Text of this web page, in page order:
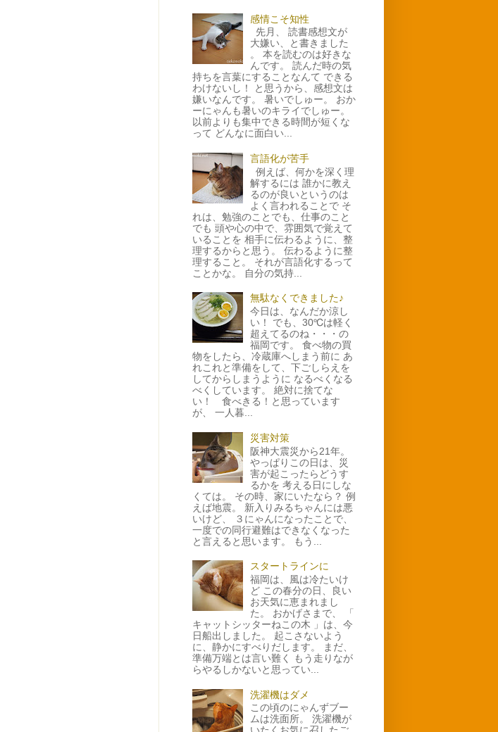
感情こそ知性
先月、 読書感想文が
大嫌い、と書きました
。 本を読むのは好きな
んです。 読んだ時の気
持ちを言葉にすることなんて できる
わけないし！ と思うから、感想文は
嫌いなんです。 暑いでしゅー。 おか
ーにゃんも暑いのキライでしゅー。
以前よりも集中できる時間が短くな
って どんなに面白い...
言語化が苦手
例えば、何かを深く理
解するには 誰かに教え
るのが良いというのは
よく言われることで そ
れは、勉強のことでも、仕事のこと
でも 頭や心の中で、雰囲気で覚えて
いることを 相手に伝わるように、整
理するからと思う。 伝わるように整
理すること。 それが言語化するって
ことかな。 自分の気持...
無駄なくできました♪
今日は、なんだか涼し
い！ でも、30℃は軽く
超えてるのね・・・の
福岡です。 食べ物の買
物をしたら、冷蔵庫へしまう前に あ
れこれと準備をして、下ごしらえを
してからしまうように なるべくなる
べくしています。 絶対に捨てな
い！ 食べきる！と思っています
が、 一人暮...
災害対策
阪神大震災から21年。
やっぱりこの日は、災
害が起こったらどうす
るかを 考える日にしな
くては。 その時、家にいたなら？ 例
えば地震。 新入りみるちゃんには悪
いけど、 ３にゃんになったことで、
一度での同行避難はできなくなった
と言えると思います。 もう...
スタートラインに
福岡は、風は冷たいけ
ど この春分の日、良い
お天気に恵まれまし
た。 おかげさまで、 「
キャットシッターねこの木 」は、今
日船出しました。 起こさないよう
に、静かにすべりだします。 まだ、
準備万端とは言い難く もう走りなが
らやるしかないと思ってい...
洗濯機はダメ
この頃のにゃんずブー
ムは洗面所。 洗濯機が